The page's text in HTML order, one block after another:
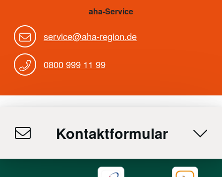
aha-Service
service@aha-region.de
0800 999 11 99
Kontaktformular